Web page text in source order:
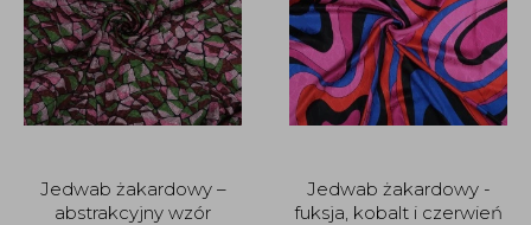
Jedwab żakardowy –
abstrakcyjny wzór
Jedwab żakardowy -
fuksja, kobalt i czerwień